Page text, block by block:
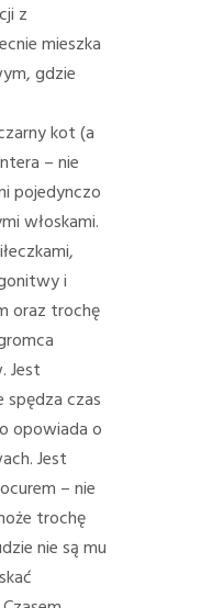
z
mieszka
gdzie
kot (a
– nie
pojedynczo
włoskami.
i
oraz trochę
Jest
czas
opowiada o
Jest
– nie
trochę
nie są mu